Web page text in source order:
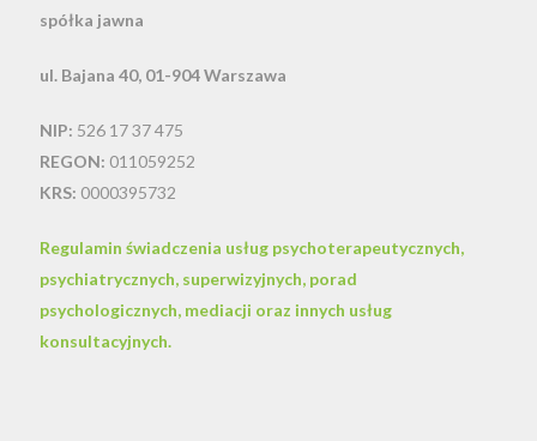
spółka jawna
ul. Bajana 40, 01-904 Warszawa
NIP: 526 17 37 475
REGON: 011059252
KRS: 0000395732
Regulamin świadczenia usług psychoterapeutycznych,
psychiatrycznych, superwizyjnych, porad
psychologicznych, mediacji oraz innych usług
konsultacyjnych.